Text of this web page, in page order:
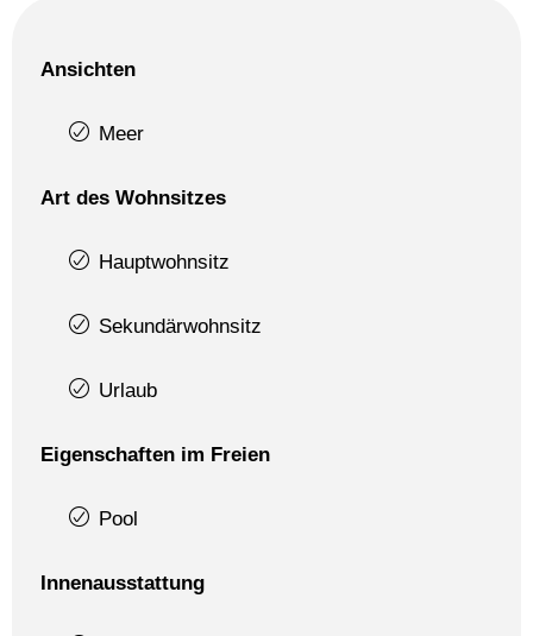
Ansichten
Meer
Art des Wohnsitzes
Hauptwohnsitz
Sekundärwohnsitz
Urlaub
Eigenschaften im Freien
Pool
Innenausstattung